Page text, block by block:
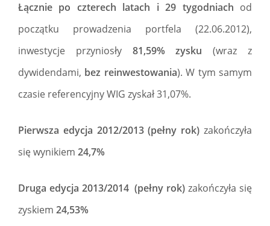
Łącznie po czterech latach i 29 tygodniach od
początku prowadzenia portfela (22.06.2012),
inwestycje przyniosły 81,59% zysku (wraz z
dywidendami, bez reinwestowania). W tym samym
czasie referencyjny WIG zyskał 31,07%.
Pierwsza edycja 2012/2013 (pełny rok) zakończyła
się wynikiem 24,7%
Druga edycja 2013/2014 (pełny rok) zakończyła się
zyskiem 24,53%